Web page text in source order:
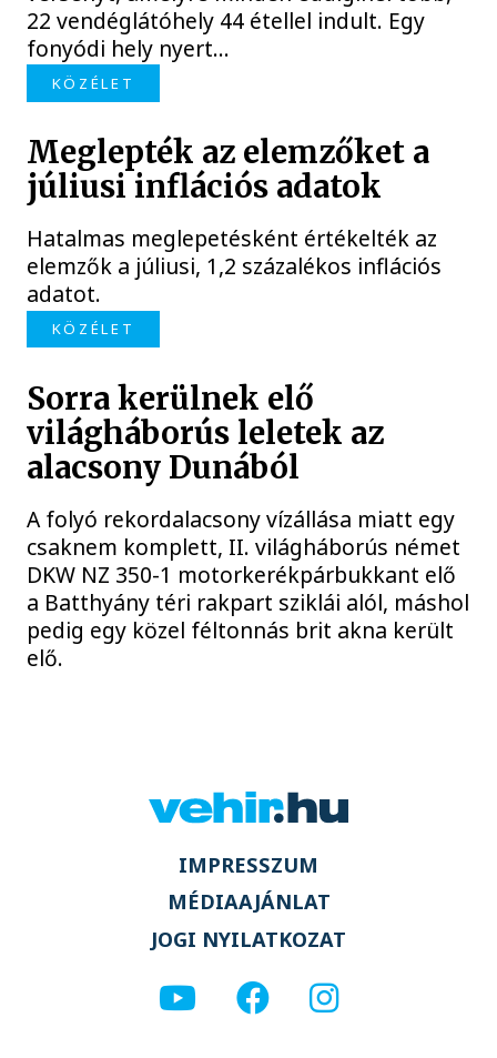
22 vendéglátóhely 44 étellel indult. Egy
fonyódi hely nyert...
KÖZÉLET
Meglepték az elemzőket a
júliusi inflációs adatok
Hatalmas meglepetésként értékelték az
elemzők a júliusi, 1,2 százalékos inflációs
adatot.
KÖZÉLET
Sorra kerülnek elő
világháborús leletek az
alacsony Dunából
A folyó rekordalacsony vízállása miatt egy
csaknem komplett, II. világháborús német
DKW NZ 350-1 motorkerékpárbukkant elő
a Batthyány téri rakpart sziklái alól, máshol
pedig egy közel féltonnás brit akna került
elő.
IMPRESSZUM
MÉDIAAJÁNLAT
JOGI NYILATKOZAT